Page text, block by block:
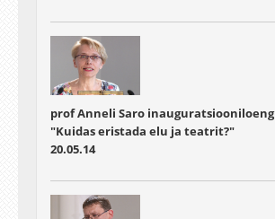
prof Anneli Saro inauguratsiooniloeng
"Kuidas eristada elu ja teatrit?"
20.05.14